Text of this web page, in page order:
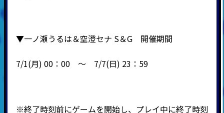
▼一ノ瀬うるは＆空澄セナ S＆G 開催期間
7/1(月) 00：00 ～ 7/7(日) 23：59
※終了時刻前にゲームを開始し、プレイ中に終了時刻